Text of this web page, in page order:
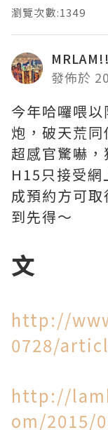
瀏覽次數:1349
發佈於
今年哈囉喂
炮，破天荒
超感官驚嚇，
H15只接受網
成預約方可
到先得～
文
http://
0728/
http://
om/2015/